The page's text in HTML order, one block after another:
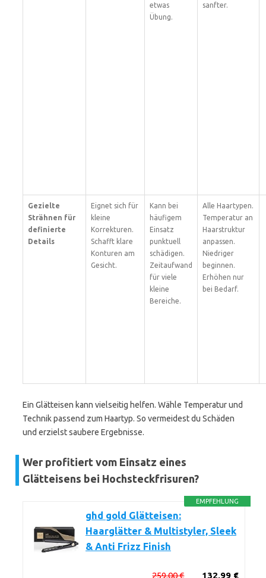
etwas
Übung.
sanfter.
Gezielte
Strähnen für
definierte
Details
Eignet sich für
kleine
Korrekturen.
Schafft klare
Konturen am
Gesicht.
Kann bei
häufigem
Einsatz
punktuell
schädigen.
Zeitaufwand
für viele
kleine
Bereiche.
Alle Haartypen.
Temperatur an
Haarstruktur
anpassen.
Niedriger
beginnen.
Erhöhen nur
bei Bedarf.
Ein Glätteisen kann vielseitig helfen. Wähle Temperatur und
Technik passend zum Haartyp. So vermeidest du Schäden
und erzielst saubere Ergebnisse.
Wer profitiert vom Einsatz eines
Glätteisens bei Hochsteckfrisuren?
EMPFEHLUNG
ghd gold Glätteisen:
Haarglätter & Multistyler, Sleek
& Anti Frizz Finish
132,99 €
259,00 €